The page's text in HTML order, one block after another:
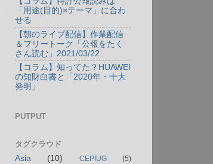
「用途(目的)×テーマ」に合わ
せる
【朝のライブ配信】作業配信
＆フリートーク「公報をたく
さん読む」2021/03/22
【コラム】知ってた？HUAWEI
の知財白書と「2020年・十大
発明」
PUTPUT
タグクラウド
Asia
(10) CEPIUG (5)